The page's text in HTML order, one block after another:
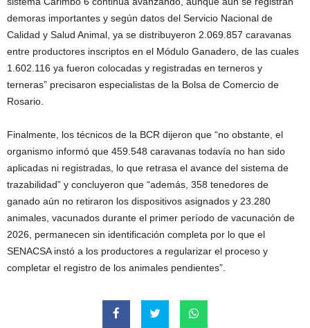
demoras importantes y según datos del Servicio Nacional de
Calidad y Salud Animal, ya se distribuyeron 2.069.857 caravanas
entre productores inscriptos en el Módulo Ganadero, de las cuales
1.602.116 ya fueron colocadas y registradas en terneros y
terneras” precisaron especialistas de la Bolsa de Comercio de
Rosario.
Finalmente, los técnicos de la BCR dijeron que “no obstante, el
organismo informó que 459.548 caravanas todavía no han sido
aplicadas ni registradas, lo que retrasa el avance del sistema de
trazabilidad” y concluyeron que “además, 358 tenedores de
ganado aún no retiraron los dispositivos asignados y 23.280
animales, vacunados durante el primer período de vacunación de
2026, permanecen sin identificación completa por lo que el
SENACSA instó a los productores a regularizar el proceso y
completar el registro de los animales pendientes”.